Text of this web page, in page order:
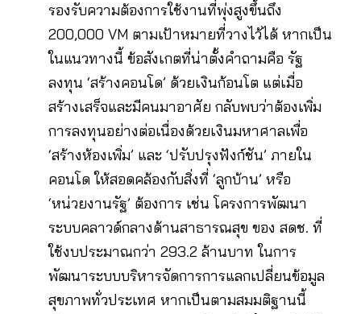
รองรับความต้องการใช้งานที่พุ่งสูงขึ้นถึง
200,000 VM ตามเป้าหมายที่วางไว้ได้ หากเป็น
ในแนวทางนี้ ข้อสังเกตที่น่าตั้งคำถามคือ รัฐ
ลงทุน ‘สร้างคอนโด’ ด้วยเงินก้อนโต แต่เมื่อ
สร้างเสร็จและมีคนมาอาศัย กลับพบว่าต้องเพิ่ม
การลงทุนอย่างต่อเนื่องด้วยเงินมหาศาลเพื่อ
‘สร้างห้องเพิ่ม’ และ ‘ปรับปรุงฟังก์ชัน’ ภายใน
คอนโด ให้สอดคล้องกับสิ่งที่ ‘ลูกบ้าน’ หรือ
‘หน่วยงานรัฐ’ ต้องการ เช่น โครงการพัฒนา
ระบบคลาวด์กลางด้านสาธารณสุข ของ สดช. ที่
ใช้งบประมาณกว่า 293.2 ล้านบาท ในการ
พัฒนาระบบบริหารจัดการการแลกเปลี่ยนข้อมูล
สุขภาพทั่วประเทศ หากเป็นตามสมมติฐานนี้